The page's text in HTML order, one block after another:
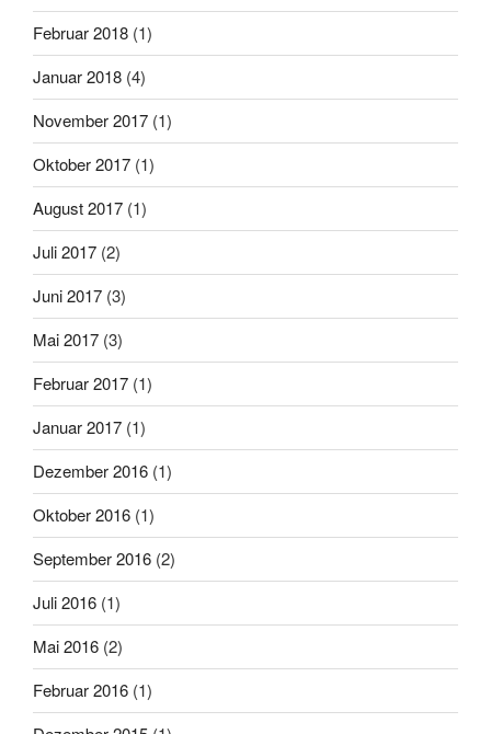
Februar 2018 (1)
Januar 2018 (4)
November 2017 (1)
Oktober 2017 (1)
August 2017 (1)
Juli 2017 (2)
Juni 2017 (3)
Mai 2017 (3)
Februar 2017 (1)
Januar 2017 (1)
Dezember 2016 (1)
Oktober 2016 (1)
September 2016 (2)
Juli 2016 (1)
Mai 2016 (2)
Februar 2016 (1)